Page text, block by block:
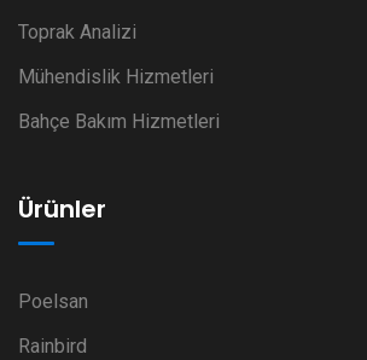
Toprak Analizi
Mühendislik Hizmetleri
Bahçe Bakım Hizmetleri
Ürünler
Poelsan
Rainbird